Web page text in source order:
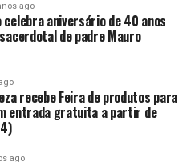
ago
celebra aniversário de 40 anos
de padre Mauro
recebe Feira de produtos para
entrada gratuita a partir de
ago